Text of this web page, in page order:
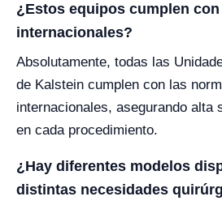
¿Estos equipos cumplen
internacionales?
Absolutamente, todas las
de Kalstein cumplen con las
internacionales, asegurando alta
en cada procedimiento.
¿Hay diferentes modelos
distintas necesidades